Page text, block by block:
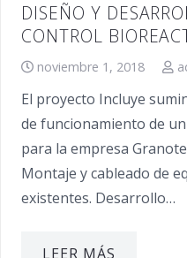
DISEÑO Y
CONTROL
noviembre 1, 2018
El proyecto Incluye
de funcionamiento de
para la empresa
Montaje y cableado de
existentes. Desarrollo…
LEER MÁS